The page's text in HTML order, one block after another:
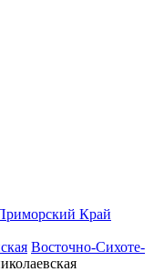
Край
Восточно-Сихоте-